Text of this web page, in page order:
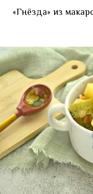
«Гнёзда» из